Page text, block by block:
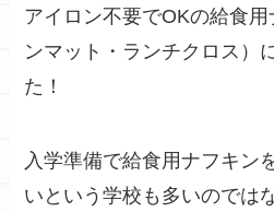
アイロン不要でOKの給食
ンマット・ランチクロス）
た！
入学準備で給食用ナフキン
いという学校も多いのでは